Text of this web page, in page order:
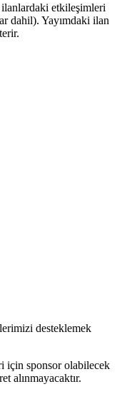
ilanlardaki etkileşimleri
dahil). Yayımdaki ilan
desteklemek
için sponsor olabilecek
alınmayacaktır.